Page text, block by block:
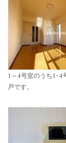
1～4号室のうち1･4
戸です。